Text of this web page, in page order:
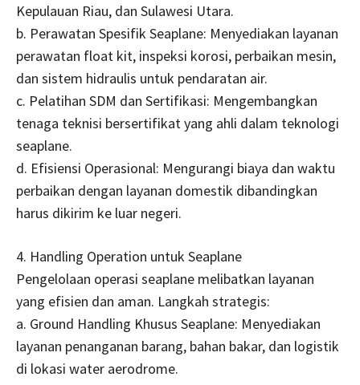
Kepulauan Riau, dan Sulawesi Utara.
b. Perawatan Spesifik Seaplane: Menyediakan layanan
perawatan float kit, inspeksi korosi, perbaikan mesin,
dan sistem hidraulis untuk pendaratan air.
c. Pelatihan SDM dan Sertifikasi: Mengembangkan
tenaga teknisi bersertifikat yang ahli dalam teknologi
seaplane.
d. Efisiensi Operasional: Mengurangi biaya dan waktu
perbaikan dengan layanan domestik dibandingkan
harus dikirim ke luar negeri.
4. Handling Operation untuk Seaplane
Pengelolaan operasi seaplane melibatkan layanan
yang efisien dan aman. Langkah strategis:
a. Ground Handling Khusus Seaplane: Menyediakan
layanan penanganan barang, bahan bakar, dan logistik
di lokasi water aerodrome.